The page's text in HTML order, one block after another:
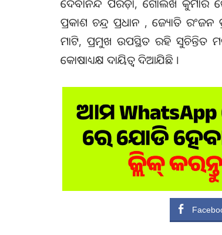
ଦେବାନନ୍ଦ ପରିଡ଼ା, ଗୋଲଖ କୁମାର
ପ୍ରକାଶ ଚନ୍ଦ୍ର ପ୍ରଧାନ , ଜ୍ୟୋତି ରଂଜନ
ମାଟି, ପ୍ରମୁଖ ଉପସ୍ଥିତ ରହି ସୁଚିନ୍ତିତ
କୋଷାଧ୍ୟକ୍ଷ ଦାୟିତ୍ଵ ଦିଆଯିଛି ।